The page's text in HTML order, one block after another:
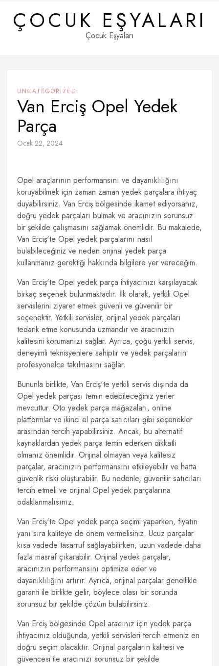
contentÇOCUK EŞYALARI
Çocuk Eşyaları
UNCATEGORIZED
Van Erciş Opel Yedek
Parça
Ocak 22, 2024
Opel araçlarının performansını ve dayanıklılığını
koruyabilmek için zaman zaman yedek parçalara ihtiyaç
duyabilirsiniz. Van Erciş bölgesinde ikamet ediyorsanız,
doğru yedek parçaları bulmak ve aracınızın sorunsuz
bir şekilde çalışmasını sağlamak önemlidir. Bu makalede,
Van Erciş'te Opel yedek parçalarını nasıl
bulabileceğiniz ve neden orijinal yedek parça
kullanmanız gerektiği hakkında bilgilere yer vereceğim.
Van Erciş'te Opel yedek parça ihtiyacınızı karşılayacak
birkaç seçenek bulunmaktadır. İlk olarak, yetkili Opel
servislerini ziyaret etmek güvenli ve güvenilir bir
seçenektir. Yetkili servisler, orijinal yedek parçaları
tedarik etme konusunda uzmandır ve aracınızın
kalitesini korumanızı sağlar. Ayrıca, çoğu yetkili servis,
deneyimli teknisyenlere sahiptir ve yedek parçaların
profesyonelce takılmasını sağlar.
Bununla birlikte, Van Erciş'te yetkili servis dışında da
Opel yedek parçası temin edebileceğiniz yerler
mevcuttur. Oto yedek parça mağazaları, online
platformlar ve ikinci el parça satıcıları gibi seçenekler
arasından tercih yapabilirsiniz. Ancak, bu alternatif
kaynaklardan yedek parça temin ederken dikkatli
olmanız önemlidir. Orijinal olmayan veya kalitesiz
parçalar, aracınızın performansını etkileyebilir ve hatta
güvenlik riski oluşturabilir. Bu nedenle, güvenilir satıcıları
tercih etmeli ve orijinal Opel yedek parçalarına
odaklanmalısınız.
Van Erciş'te Opel yedek parça seçimi yaparken, fiyatın
yanı sıra kaliteye de önem vermelisiniz. Ucuz parçalar
kısa vadede tasarruf sağlayabilirken, uzun vadede daha
fazla masraf çıkarabilir. Orijinal yedek parçalar,
aracınızın performansını optimize eder ve
dayanıklılığını artırır. Ayrıca, orijinal parçalar genellikle
garanti ile birlikte gelir, böylece olası bir sorunda
sorunsuz bir şekilde çözüm bulabilirsiniz.
Van Erciş bölgesinde Opel aracınız için yedek parça
ihtiyacınız olduğunda, yetkili servisleri tercih etmeniz en
doğru seçim olacaktır. Orijinal parçaların kalitesi ve
güvencesi ile aracınızı sorunsuz bir şekilde